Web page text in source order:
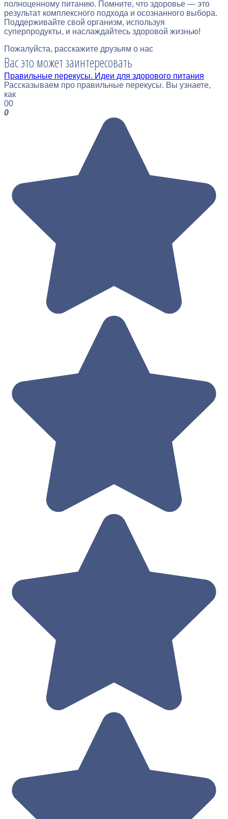
полноценному питанию. Помните, что здоровье — это
результат комплексного подхода и осознанного выбора.
Поддерживайте свой организм, используя
суперпродукты, и наслаждайтесь здоровой жизнью!
Пожалуйста, расскажите друзьям о нас
Вас это может заинтересовать
Правильные перекусы. Идеи для здорового питания
Рассказываем про правильные перекусы. Вы узнаете,
как
00
0